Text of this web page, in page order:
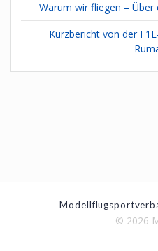
Warum wir fliegen –
Kurzbericht von der
© 2026